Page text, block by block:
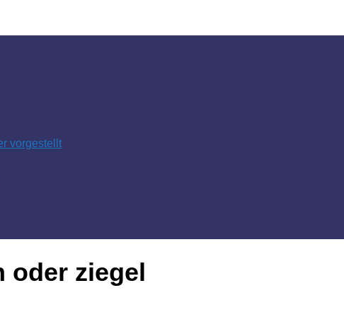
vorgestellt
oder ziegel